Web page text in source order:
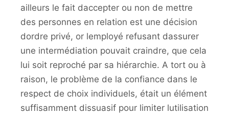
ailleurs le fait daccepter ou non de mettre
des personnes en relation est une décision
dordre privé, or lemployé refusant dassurer
une intermédiation pouvait craindre, que cela
lui soit reproché par sa hiérarchie. A tort ou à
raison, le problème de la confiance dans le
respect de choix individuels, était un élément
suffisamment dissuasif pour limiter lutilisation